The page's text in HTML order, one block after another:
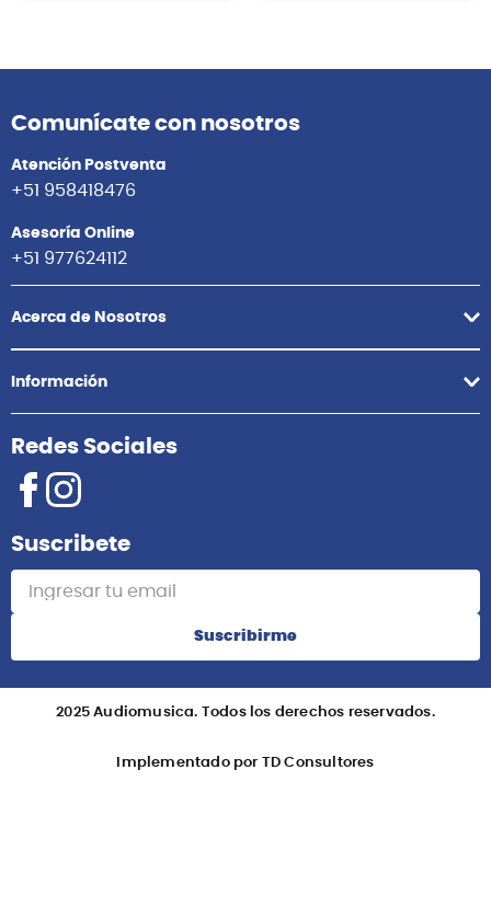
Comunícate con nosotros
Atención Postventa
+51 958418476
Asesoría Online
+51 977624112
Acerca de Nosotros
Información
Redes Sociales
Suscribete
Suscribirme
2025 Audiomusica. Todos los derechos reservados.
Implementado por TD Consultores